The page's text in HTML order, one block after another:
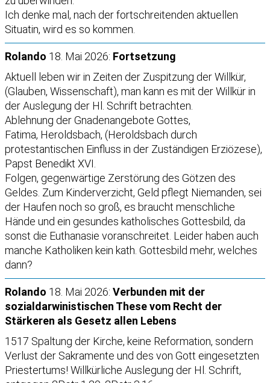
Ich denke mal, nach der fortschreitenden aktuellen
Situatin, wird es so kommen.
Rolando 18. Mai 2026: Fortsetzung
Aktuell leben wir in Zeiten der Zuspitzung der Willkür,
(Glauben, Wissenschaft), man kann es mit der Willkür in
der Auslegung der Hl. Schrift betrachten.
Ablehnung der Gnadenangebote Gottes,
Fatima, Heroldsbach, (Heroldsbach durch
protestantischen Einfluss in der Zuständigen Erziözese),
Papst Benedikt XVI.
Folgen, gegenwärtige Zerstörung des Götzen des
Geldes. Zum Kinderverzicht, Geld pflegt Niemanden, sei
der Haufen noch so groß, es braucht menschliche
Hände und ein gesundes katholisches Gottesbild, da
sonst die Euthanasie voranschreitet. Leider haben auch
manche Katholiken kein kath. Gottesbild mehr, welches
dann?
Rolando 18. Mai 2026: Verbunden mit der
sozialdarwinistischen These vom Recht der
Stärkeren als Gesetz allen Lebens
1517 Spaltung der Kirche, keine Reformation, sondern
Verlust der Sakramente und des von Gott eingesetzten
Priestertums! Willkürliche Auslegung der Hl. Schrift,